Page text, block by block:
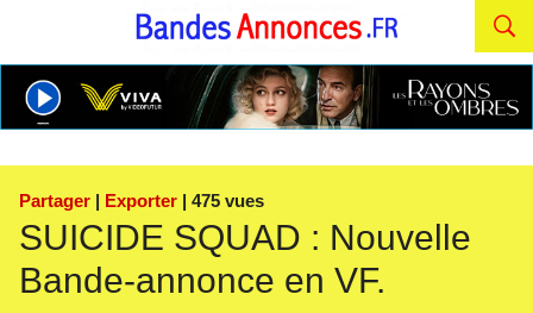
Partager | Exporter | 475 vues
SUICIDE SQUAD : Nouvelle
Bande-annonce en VF.